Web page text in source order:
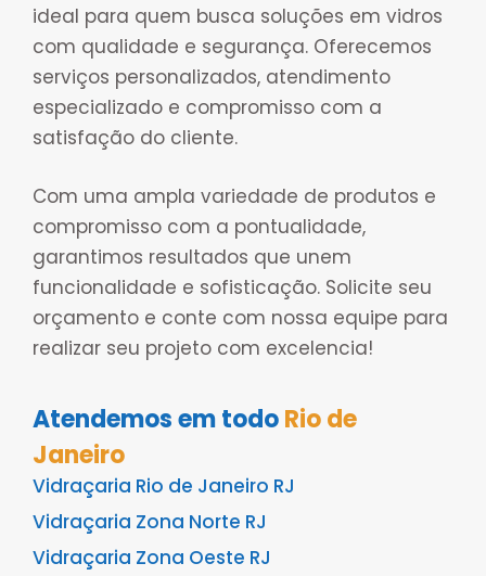
ideal para quem busca soluções em vidros
com qualidade e segurança. Oferecemos
serviços personalizados, atendimento
especializado e compromisso com a
satisfação do cliente.
Com uma ampla variedade de produtos e
compromisso com a pontualidade,
garantimos resultados que unem
funcionalidade e sofisticação. Solicite seu
orçamento e conte com nossa equipe para
realizar seu projeto com excelencia!
Atendemos em todoRio de
Janeiro
Vidraçaria Rio de Janeiro RJ
Vidraçaria Zona Norte RJ
Vidraçaria Zona Oeste RJ